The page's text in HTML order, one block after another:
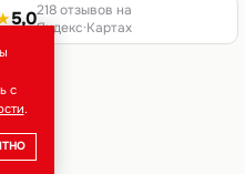
5,0218 отзывов на
Яндекс·Картах
с
.